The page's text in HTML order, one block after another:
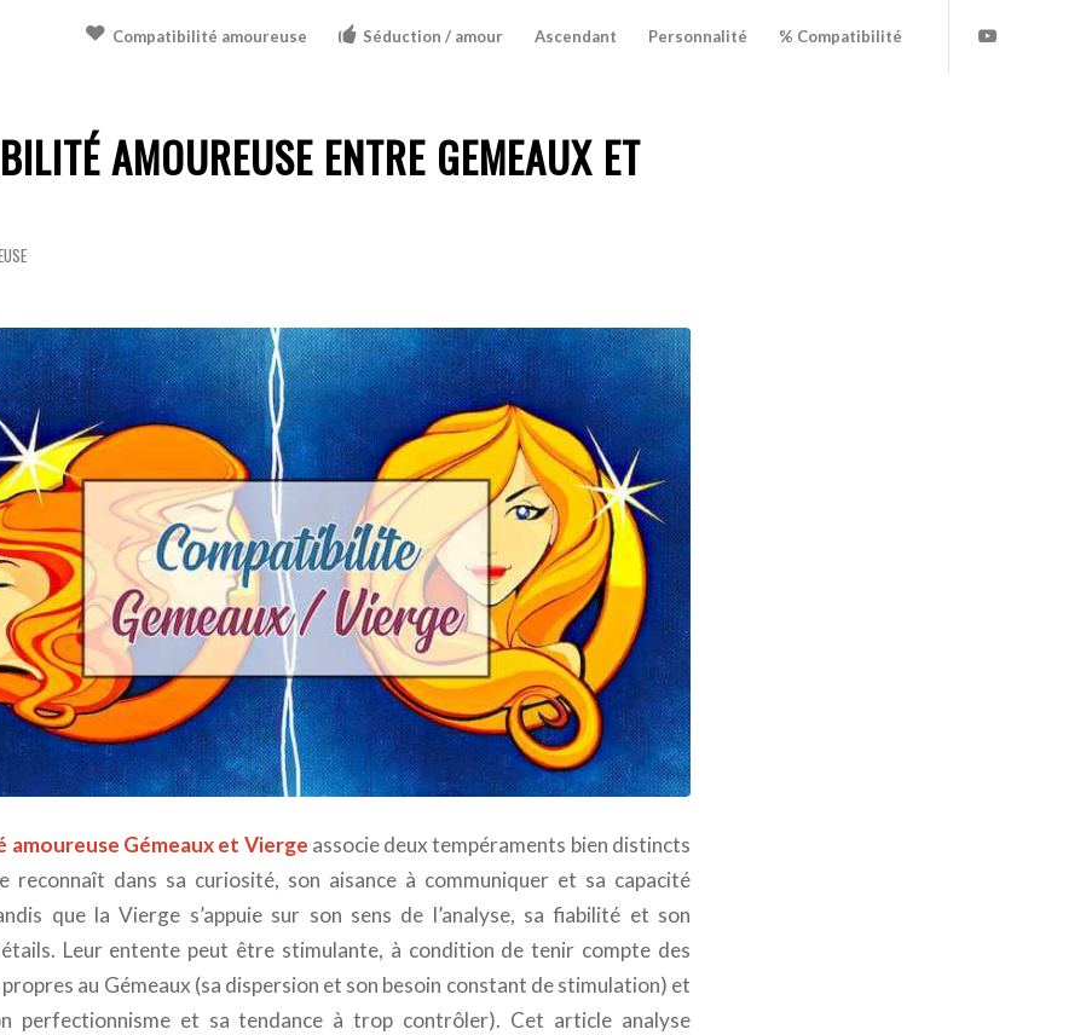
Compatibilité amoureuse Séduction / amour Ascendant Personnalité % Compatibilité
AMOUREUSE ENTRE GEMEAUX ET
amoureuse Gémeaux et Vierge associe deux tempéraments bien distincts
reconnaît dans sa curiosité, son aisance à communiquer et sa capacité
que la Vierge s’appuie sur son sens de l’analyse, sa fiabilité et son
Leur entente peut être stimulante, à condition de tenir compte des
au Gémeaux (sa dispersion et son besoin constant de stimulation) et
perfectionnisme et sa tendance à trop contrôler). Cet article analyse